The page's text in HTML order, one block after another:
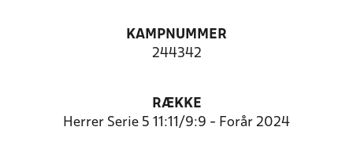
KAMPNUMMER
244342
RÆKKE
Herrer Serie 5 11:11/9:9 - Forår 2024